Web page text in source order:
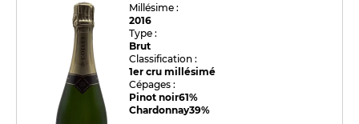
Millésime :
2016
Type :
Brut
Classification :
1er cru millésimé
Cépages :
Pinot noir61%
Chardonnay39%